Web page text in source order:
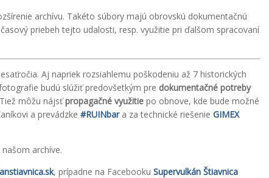
archívu. Takéto súbory majú obrovskú dokumentačnú
priebeh tejto udalosti, resp. využitie pri ďalšom spracovaní
Aj napriek rozsiahlemu poškodeniu až 7 historických
budú slúžiť predovšetkým pre dokumentačné potreby
môžu nájsťpropagačné využitie po obnove, kde bude možné
a prevádzke #RUINbara za technické riešenie GIMEX
archíve.
, prípadne na Facebooku Supervulkán Štiavnica